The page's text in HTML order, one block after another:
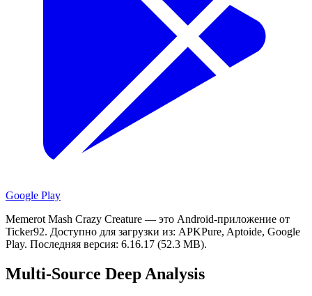
Google Play
Memerot Mash Crazy Creature — это Android-приложение от
Ticker92. Доступно для загрузки из: APKPure, Aptoide, Google
Play. Последняя версия: 6.16.17 (52.3 MB).
Multi-Source Deep Analysis